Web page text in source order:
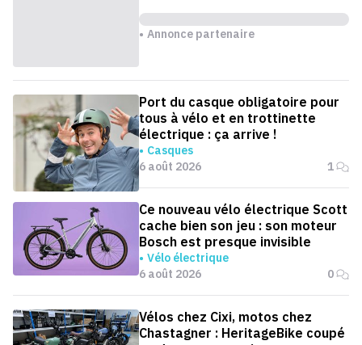
Annonce partenaire
Port du casque obligatoire pour
tous à vélo et en trottinette
électrique : ça arrive !
Casques
6 août 2026
1
Ce nouveau vélo électrique Scott
cache bien son jeu : son moteur
Bosch est presque invisible
Vélo électrique
6 août 2026
0
Vélos chez Cixi, motos chez
Chastagner : HeritageBike coupé